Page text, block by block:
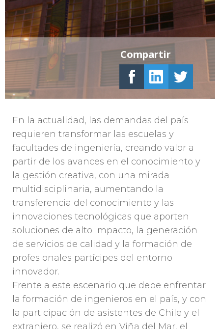
En la actualidad, las demandas del país
requieren transformar las escuelas y
facultades de ingeniería, creando valor a
partir de los avances en el conocimiento y
la gestión creativa, con una mirada
multidisciplinaria, aumentando la
transferencia del conocimiento y las
innovaciones tecnológicas que aporten
soluciones de alto impacto, la generación
de servicios de calidad y la formación de
profesionales partícipes del entorno
innovador.
Frente a este escenario que debe enfrentar
la formación de ingenieros en el país, y con
la participación de asistentes de Chile y el
extranjero, se realizó en Viña del Mar, el
Compartir